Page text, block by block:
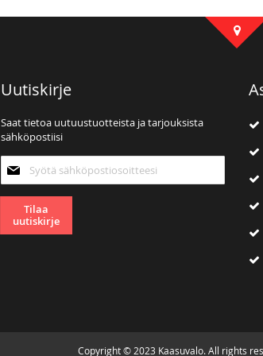
Uutiskirje
Saat tietoa uutuustuotteista ja tarjouksista
sähköpostiisi
uutiskirjeemme:
Tilaa
uutiskirje
Copyright © 2023 Kaasuvalo. All rights